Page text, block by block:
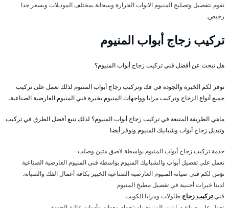
نقوم بتفصيل وتصليح المنيوم الابواب الجرارة وسحابة بمختلف الموديلات وبسعر جدا
رخيص.
تركيب زجاج أبواب المنيوم
هل تبحث عن أفضل فني تركيب زجاج أبواب المنيوم؟
نوفر لكم الخبرة والجودة في فك وتركيب زجاج أبواب المنيوم لذلك نعمل على تركيب
جميع أنواع الزجاج وتركيب مرايا وواجهات المنيوم بخبرة فني المنيوم العارضية الصناعية.
ماهي الطريقة المتبعة في تركيب زجاج أبواب المنيوم؟ لذلك نتبع أفضل الطرق في تركيب
وتبديل زجاج أبواب وشبابيك المنيوم ونوفر أيضا
خدمة تركيب زجاج أبواب المنيوم بواسطة لاصق متين وصلب.
نعمل على تفصيل أبواب والشبابيك المنيوم بواسطة فني المنيوم العارضية الصناعية
نؤمن لكم فني صيانة المنيوم العارضية الصناعية الخبير بكافة أعمال الفك والصيانة.
لدينا خبرات أجنبية في تفصيل مطبخ المنيوم
فنيتركيب زجاج طاولات ومرايا الكويت